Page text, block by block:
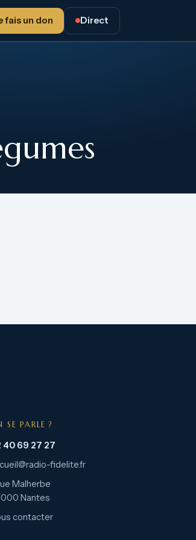
fais un don Direct
SE PARLE ?
40 69 27 27
fidelite.fr
Malherbe
Nantes
contacter